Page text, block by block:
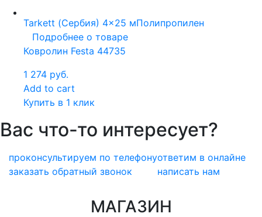
Tarkett (Сербия) 4x25 мПолипропилен
Подробнее о товаре
Ковролин Festa 44735
1 274 руб.
Add to cart
Купить в 1 клик
Вас что-то интересует?
проконсультируем по телефону
заказать обратный звонок
ответим в онлайне
написать нам
МАГАЗИН